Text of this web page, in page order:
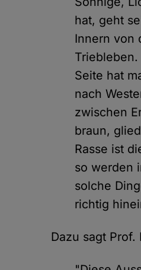
hat, geht
Innern von
Seite hat
nach
zwischen
braun,
Rasse ist
so werden
solche
richtig
Dazu sagt Prof.